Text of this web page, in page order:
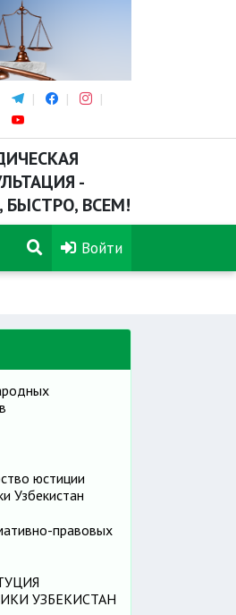
-
БЫСТРО, ВСЕМ!
Войти
юстиции
Узбекистан
правовых
УЗБЕКИСТАН